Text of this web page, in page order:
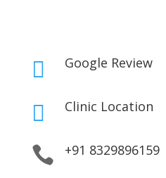
 Google Review
 Clinic Location
 +91 8329896159